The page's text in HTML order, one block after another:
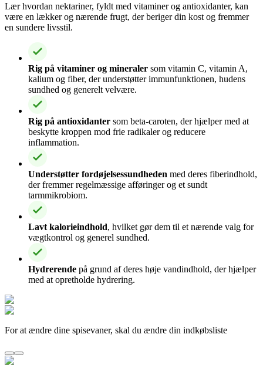
Lær hvordan nektariner, fyldt med vitaminer og antioxidanter, kan
være en lækker og nærende frugt, der beriger din kost og fremmer
en sundere livsstil.
Rig på vitaminer og mineraler som vitamin C, vitamin A,
kalium og fiber, der understøtter immunfunktionen, hudens
sundhed og generelt velvære.
Rig på antioxidanter som beta-caroten, der hjælper med at
beskytte kroppen mod frie radikaler og reducere
inflammation.
Understøtter fordøjelsessundheden med deres fiberindhold,
der fremmer regelmæssige afføringer og et sundt
tarmmikrobiom.
Lavt kalorieindhold, hvilket gør dem til et nærende valg for
vægtkontrol og generel sundhed.
Hydrerende på grund af deres høje vandindhold, der hjælper
med at opretholde hydrering.
For at ændre dine spisevaner, skal du ændre din indkøbsliste